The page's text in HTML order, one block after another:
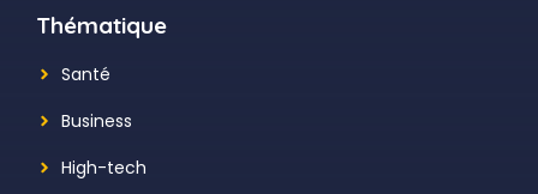
Thématique
Santé
Business
High-tech